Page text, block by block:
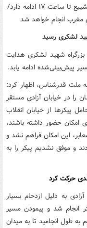
لشکری رسید
شهید لشکری هدایت
پیش‌بینی‌شده ادامه یابد.
قدرشناس، اظهار کرد:
را در خیابان آزادی مستقر
پیکرها از خیابان انقلاب
امکان حضور داشته باشند،
این امکان فراهم نشد و
و موفق نشدیم پیکر را به
حرکت کرد
به دلیل ازدحام بسیار
انجام شد و پیمودن مسیر
طول انجامید تا به میدان